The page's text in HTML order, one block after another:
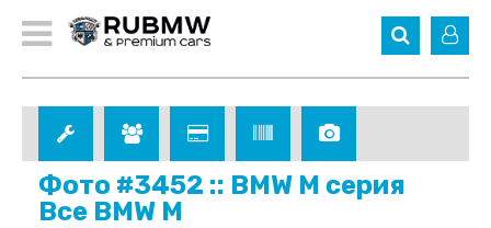
Фото #3452 :: BMW M серия
Все BMW M